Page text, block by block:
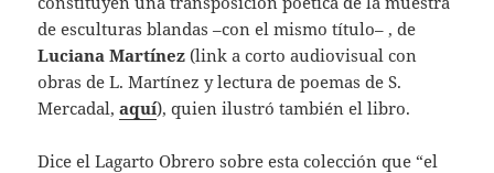
de esculturas blandas –con el mismo título– , de
Luciana Martínez (link a corto audiovisual con
obras de L. Martínez y lectura de poemas de S.
Mercadal,aquí), quien ilustró también el libro.
Dice el Lagarto Obrero sobre esta colección que “el